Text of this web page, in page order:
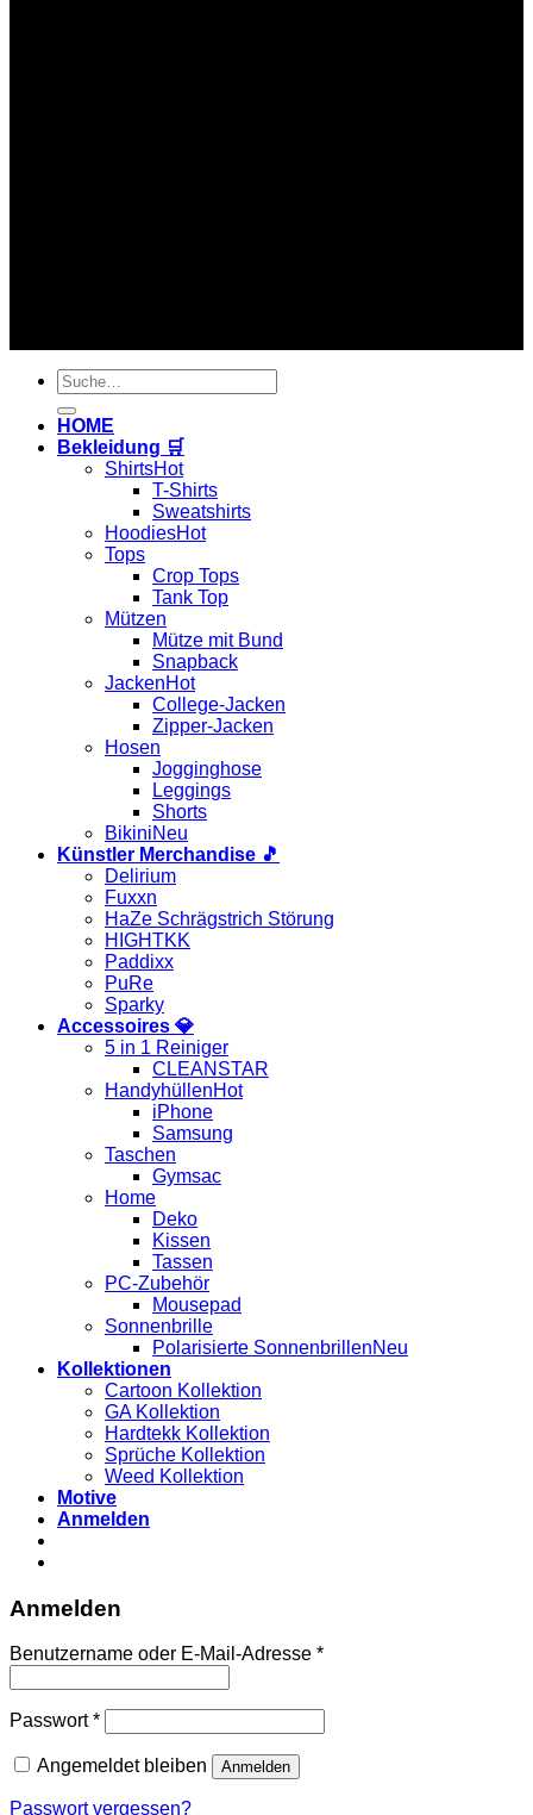
Suche
nach:
HOME
Bekleidung 🛒
Shirts
T-Shirts
Sweatshirts
Hoodies
Tops
Crop Tops
Tank Top
Mützen
Mütze mit Bund
Snapback
Jacken
College-Jacken
Zipper-Jacken
Hosen
Jogginghose
Leggings
Shorts
Bikini
Künstler Merchandise 🎵
Delirium
Fuxxn
HaZe Schrägstrich Störung
HIGHTKK
Paddixx
PuRe
Sparky
Accessoires 💎
5 in 1 Reiniger
CLEANSTAR
Handyhüllen
iPhone
Samsung
Taschen
Gymsac
Home
Deko
Kissen
Tassen
PC-Zubehör
Mousepad
Sonnenbrille
Polarisierte Sonnenbrillen
Kollektionen
Cartoon Kollektion
GA Kollektion
Hardtekk Kollektion
Sprüche Kollektion
Weed Kollektion
Motive
Anmelden
Anmelden
Benutzername oder E-Mail-Adresse *
Passwort*
Angemeldet bleiben Anmelden
Passwort vergessen?